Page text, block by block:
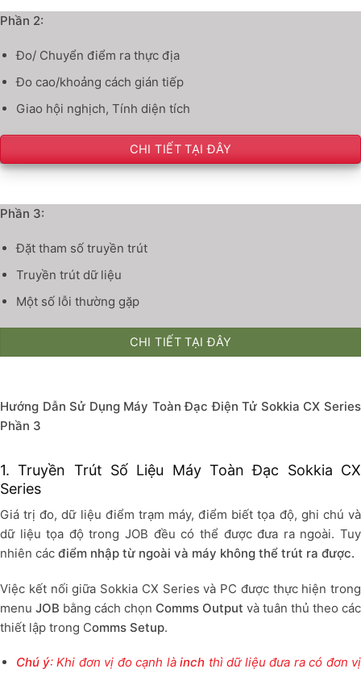
Phần 2:
Đo/ Chuyển điểm ra thực địa
Đo cao/khoảng cách gián tiếp
Giao hội nghịch, Tính diện tích
CHI TIẾT TẠI ĐÂY
Phần 3:
Đặt tham số truyền trút
Truyền trút dữ liệu
Một số lỗi thường gặp
CHI TIẾT TẠI ĐÂY
Hướng Dẫn Sử Dụng Máy Toàn Đạc Điện Tử Sokkia CX Series
Phần 3
1. Truyền Trút Số Liệu Máy Toàn Đạc Sokkia CX
Series
Giá trị đo, dữ liệu điểm trạm máy, điểm biết tọa độ, ghi chú và
dữ liệu tọa độ trong JOB đều có thể được đưa ra ngoài. Tuy
nhiên các điểm nhập từ ngoài và máy không thể trút ra được.
Việc kết nối giữa Sokkia CX Series và PC được thực hiện trong
menu JOB bằng cách chọn Comms Output và tuân thủ theo các
thiết lập trong Comms Setup.
Chú ý: Khi đơn vị đo cạnh làinch thì dữ liệu đưa ra có đơn vị